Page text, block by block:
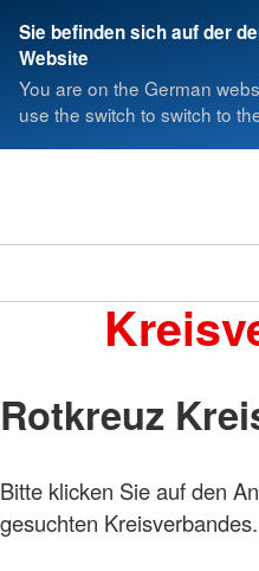
Sie befinden sich auf der
Website
You are on the German
use the switch to switch to
Rotkreuz
Bitte klicken Sie auf den
gesuchten Kreisverbandes.